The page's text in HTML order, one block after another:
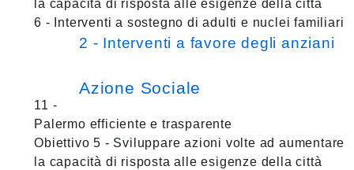
la capacità di risposta alle esigenze della città
6 - Interventi a sostegno di adulti e nuclei familiari
2 - Interventi a favore degli anziani
Azione Sociale
11 -
Palermo efficiente e trasparente
Obiettivo 5 - Sviluppare azioni volte ad aumentare
la capacità di risposta alle esigenze della città